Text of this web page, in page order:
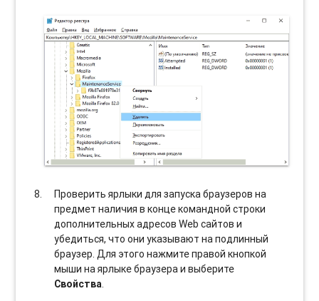
Проверить ярлыки для запуска браузеров на
предмет наличия в конце командной строки
дополнительных адресов Web сайтов и
убедиться, что они указывают на подлинный
браузер. Для этого нажмите правой кнопкой
мыши на ярлыке браузера и выберите
Свойства.